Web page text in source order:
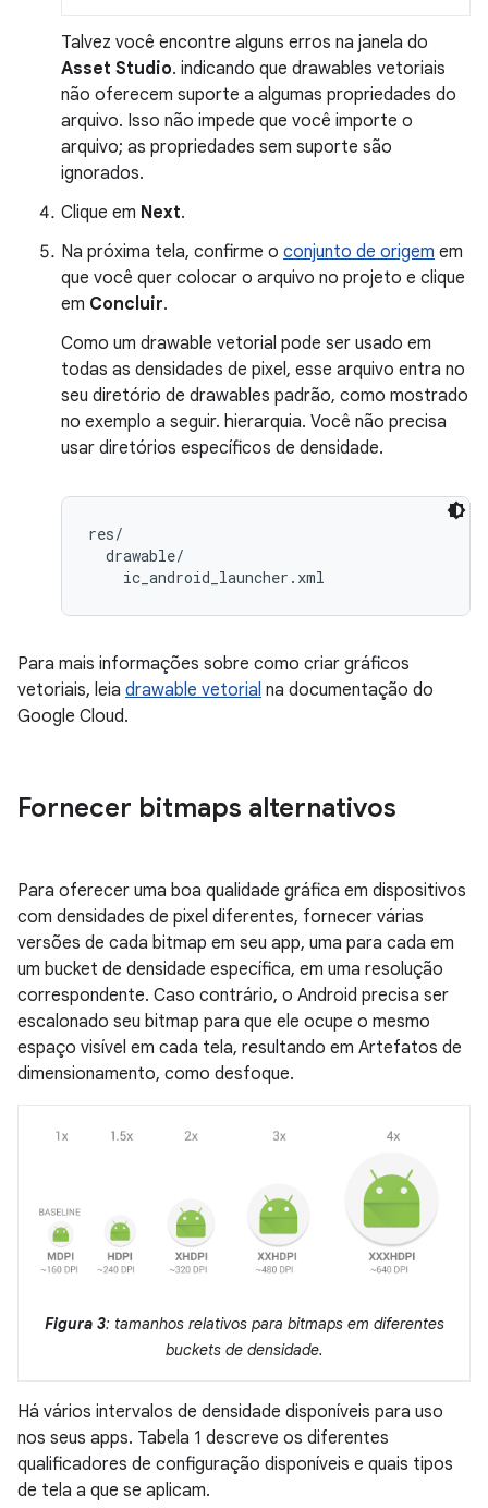
Talvez você encontre alguns erros na janela do
Asset Studio. indicando que drawables vetoriais
não oferecem suporte a algumas propriedades do
arquivo. Isso não impede que você importe o
arquivo; as propriedades sem suporte são
ignorados.
Clique em Next.
Na próxima tela, confirme o conjunto de origem em
que você quer colocar o arquivo no projeto e clique
em Concluir.
Como um drawable vetorial pode ser usado em
todas as densidades de pixel, esse arquivo entra no
seu diretório de drawables padrão, como mostrado
no exemplo a seguir. hierarquia. Você não precisa
usar diretórios específicos de densidade.
res/
  drawable/
Para mais informações sobre como criar gráficos
vetoriais, leia drawable vetorial na documentação do
Google Cloud.
Fornecer bitmaps alternativos
Para oferecer uma boa qualidade gráfica em dispositivos
com densidades de pixel diferentes, fornecer várias
versões de cada bitmap em seu app, uma para cada em
um bucket de densidade específica, em uma resolução
correspondente. Caso contrário, o Android precisa ser
escalonado seu bitmap para que ele ocupe o mesmo
espaço visível em cada tela, resultando em Artefatos de
dimensionamento, como desfoque.
Figura 3: tamanhos relativos para bitmaps em diferentes
buckets de densidade.
Há vários intervalos de densidade disponíveis para uso
nos seus apps. Tabela 1 descreve os diferentes
qualificadores de configuração disponíveis e quais tipos
de tela a que se aplicam.